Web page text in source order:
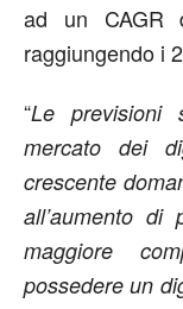
ad un CAGR
raggiungendo i
“Le previsioni
mercato dei
crescente
all’aumento
maggiore
possedere un